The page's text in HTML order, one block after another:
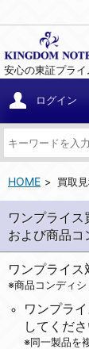
安心の東証プラ
ログイン
HOME 買取
ワンプライ
および商品コ
ワンプライス
※商品コンディシ
ワンプラ
してくださ
※同一製品を